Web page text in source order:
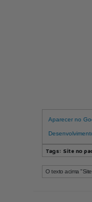
Aparecer no
Tags: Site no
O texto acima